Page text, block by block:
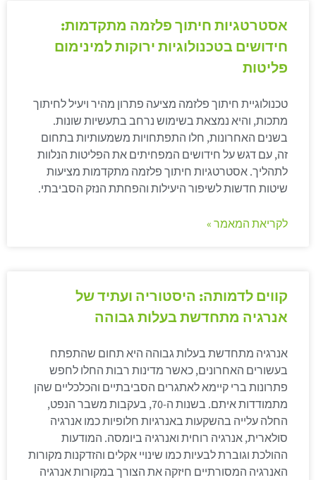
אסטרטגיות חיתוך פלזמה מתקדמות:
חידושים בטכנולוגיות ירוקות למינימום
פליטות
טכנולוגיית חיתוך פלזמה מציעה פתרון מהיר ויעיל לחיתוך
מתכות, והיא נמצאת בשימוש נרחב בתעשיות שונות.
בשנים האחרונות, חלו התפתחויות משמעותיות בתחום
זה, עם דגש על חידושים המפחיתים את הפליטות הנלוות
לתהליך. אסטרטגיות חיתוך פלזמה מתקדמות מציעות
שיטות חדשות לשיפור היעילות והפחתת הנזק הסביבתי.
לקריאת המאמר »
קווים לדמותה: היסטוריה ועתיד של
אנרגיה מתחדשת בעלות גבוהה
אנרגיה מתחדשת בעלות גבוהה היא תחום שהתפתח
בעשורים האחרונים, כאשר מדינות רבות החלו לחפש
פתרונות ברי קיימא לאתגרים הסביבתיים והכלכליים שהן
מתמודדות איתם. בשנות ה-70, בעקבות משבר הנפט,
החלה עלייה בהשקעות באנרגיות חלופיות כמו אנרגיה
סולארית, אנרגיה רוחית ואנרגיה ביומסה. המודעות
ההולכת וגוברת לבעיות כמו שינויי אקלים והזדקנות מקורות
האנרגיה המסורתיים חיזקה את הצורך במקורות אנרגיה